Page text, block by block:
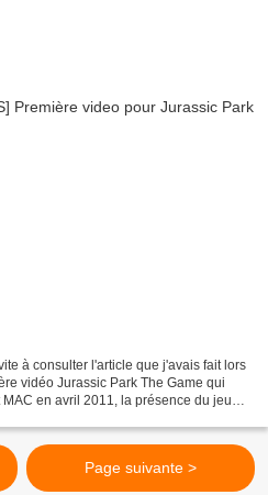
à consulter l'article que j'avais fait lors
vidéo Jurassic Park The Game qui
en avril 2011, la présence du jeu
Page suivante >